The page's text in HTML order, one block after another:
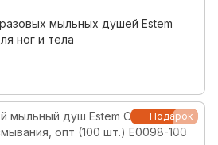
мыльных душей Estem
ног и тела
Подарок